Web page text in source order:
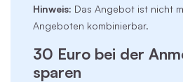
Hinweis: Das Angebot ist nicht
Angeboten kombinierbar.
30 Euro bei der
sparen